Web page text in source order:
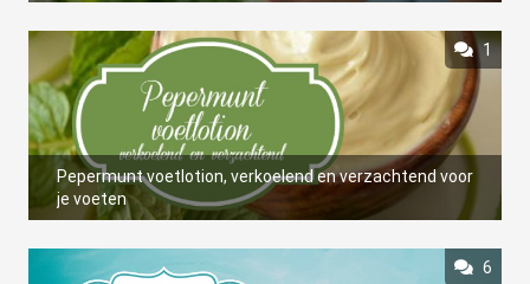
1
Pepermunt voetlotion, verkoelend en verzachtend voor
je voeten
6